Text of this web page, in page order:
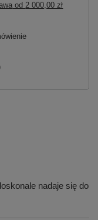
od2 000,00 zł
nadaje się do